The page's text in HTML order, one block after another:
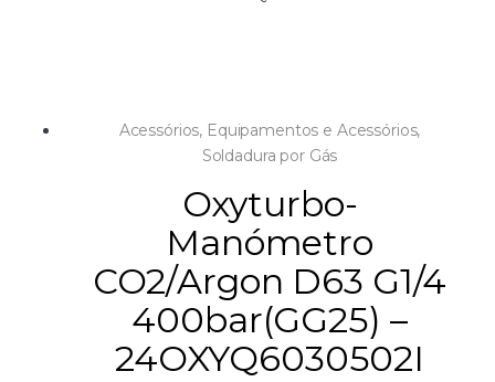
Acessórios, Equipamentos e Acessórios,
Soldadura por Gás
Oxyturbo-
Manómetro
CO2/Argon D63 G1/4
400bar(GG25) –
24OXYQ6030502I